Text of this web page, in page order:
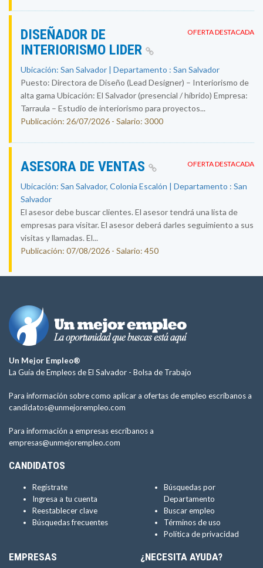
OFERTA DESTACADA
DISEÑADOR DE
INTERIORISMO LIDER
Ubicación: San Salvador | Departamento : San Salvador
Puesto: Directora de Diseño (Lead Designer) – Interiorismo de
alta gama Ubicación: El Salvador (presencial / híbrido) Empresa:
Tarraula – Estudio de interiorismo para proyectos...
Publicación: 26/07/2026 - Salario: 3000
OFERTA DESTACADA
ASESORA DE VENTAS
Ubicación: San Salvador, Colonia Escalón | Departamento : San
Salvador
El asesor debe buscar clientes. El asesor tendrá una lista de
empresas para visitar. El asesor deberá darles seguimiento a sus
visitas y llamadas. El...
Publicación: 07/08/2026 - Salario: 450
Un Mejor Empleo®
La Guía de Empleos de El Salvador - Bolsa de Trabajo
Para información sobre como aplicar a ofertas de empleo escríbanos a
candidatos@unmejorempleo.com
Para información a empresas escríbanos a
empresas@unmejorempleo.com
CANDIDATOS
Regístrate
Ingresa a tu cuenta
Reestablecer clave
Búsquedas frecuentes
Búsquedas por
Departamento
Buscar empleo
Términos de uso
Política de privacidad
EMPRESAS ¿NECESITA AYUDA?